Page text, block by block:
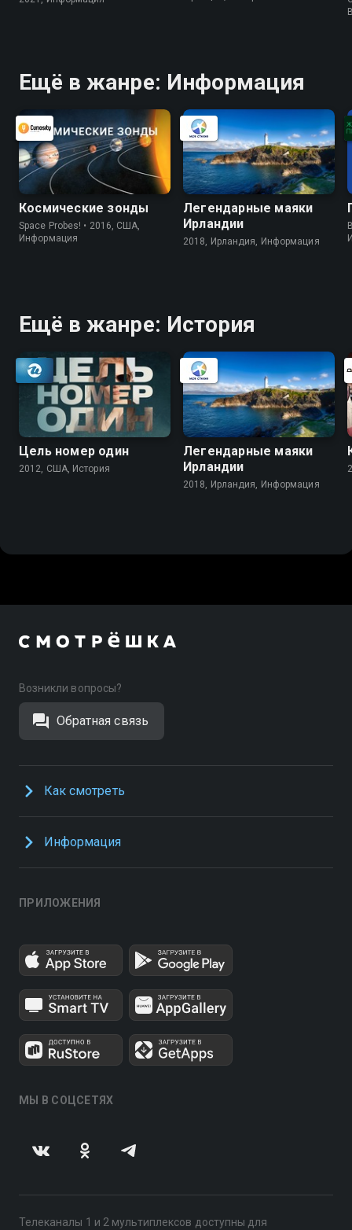
Ещё в жанре: Информация
Космические зонды
Space Probes! • 2016, США,
Информация
Легендарные маяки
Ирландии
2018, Ирландия, Информация
Ещё в жанре: История
Цель номер один
2012, США, История
Легендарные маяки
Ирландии
2018, Ирландия, Информация
Возникли вопросы?
Обратная связь
Как смотреть
Информация
ПРИЛОЖЕНИЯ
МЫ В СОЦСЕТЯХ
Телеканалы 1 и 2 мультиплексов доступны для